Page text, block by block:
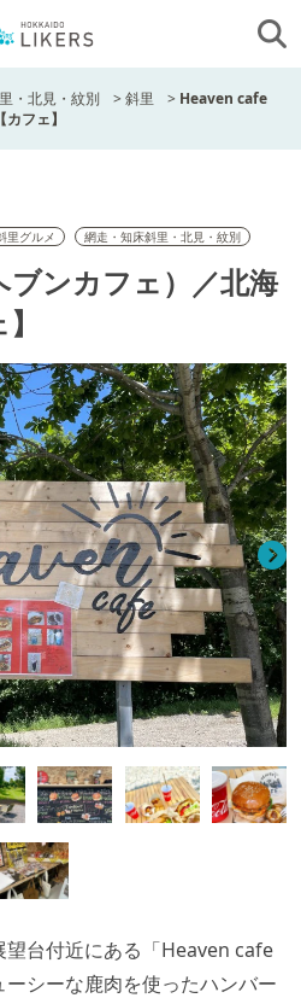
・北見・紋別 >斜里 > Heaven cafe
フェ】
里グルメ 網走・知床斜里・北見・紋別
ンカフェ）／北海
台付近にある「Heaven cafe
ーシーな鹿肉を使ったハンバー